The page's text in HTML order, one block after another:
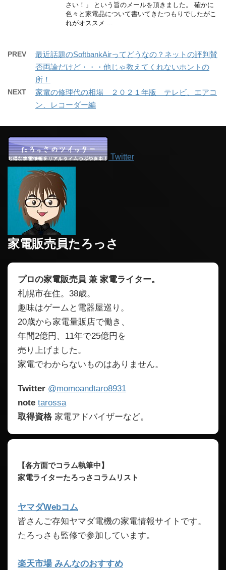
さい！」 という旨のメールを頂きました。 確かに
色々と家電品について書いてきたつもりでしたがこ
れがオススメ ...
PREV
最近話題のSoftbankAirってどうなの？ネットの評判賛
否両論だけど・・・他じゃ教えてくれないホントの
所！
NEXT
家電の修理代の相場 ２０２１年版 テレビ、エアコ
ン、レコーダー編
Twitter
家電販売員たろっさ
プロの家電販売員 兼 家電ライター。
札幌市在住。38歳。
趣味はゲームと電器屋巡り。
20歳から家電量販店で働き、
年間2億円、11年で25億円を
売り上げました。
家電でわからないものはありません。
Twitter @momoandtaro8931
note tarossa
取得資格 家電アドバイザーなど。
【各方面でコラム執筆中】
家電ライターたろっさコラムリスト
ヤマダWebコム
皆さんご存知ヤマダ電機の家電情報サイトです。
たろっさも監修で参加しています。
楽天市場 みんなのおすすめ